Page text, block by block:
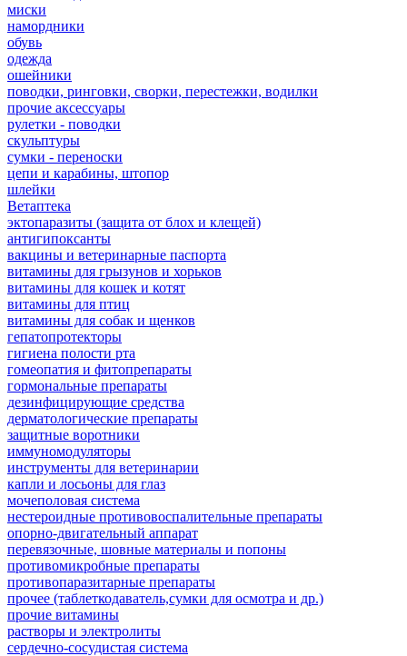
миски
намордники
обувь
одежда
ошейники
поводки, ринговки, сворки, перестежки, водилки
прочие аксессуары
рулетки - поводки
скульптуры
сумки - переноски
цепи и карабины, штопор
шлейки
Ветаптека
эктопаразиты (защита от блох и клещей)
антигипоксанты
вакцины и ветеринарные паспорта
витамины для грызунов и хорьков
витамины для кошек и котят
витамины для птиц
витамины для собак и щенков
гепатопротекторы
гигиена полости рта
гомеопатия и фитопрепараты
гормональные препараты
дезинфицирующие средства
дерматологические препараты
защитные воротники
иммуномодуляторы
инструменты для ветеринарии
капли и лосьоны для глаз
мочеполовая система
нестероидные противовоспалительные препараты
опорно-двигательный аппарат
перевязочные, шовные материалы и попоны
противомикробные препараты
противопаразитарные препараты
прочее (таблеткодаватель,сумки для осмотра и др.)
прочие витамины
растворы и электролиты
сердечно-сосудистая система